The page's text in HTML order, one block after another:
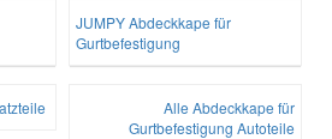
JUMPY Abdeckkape für
Gurtbefestigung
Alle Abdeckkape für
Gurtbefestigung Autoteile